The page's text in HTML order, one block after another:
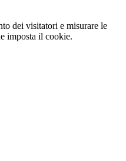
dei visitatori e misurare le
imposta il cookie.